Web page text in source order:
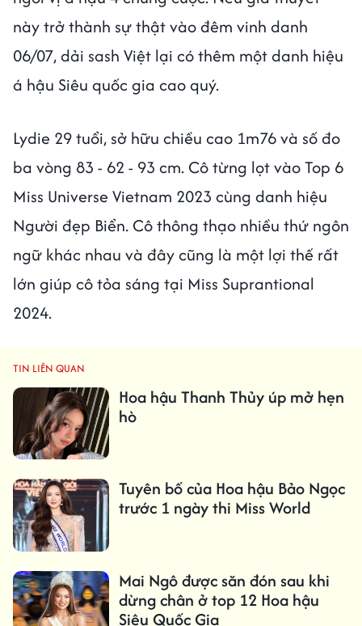
này trở thành sự thật vào đêm vinh danh
06/07, dải sash Việt lại có thêm một danh hiệu
á hậu Siêu quốc gia cao quý.
Lydie 29 tuổi, sở hữu chiều cao 1m76 và số đo
ba vòng 83 - 62 - 93 cm. Cô từng lọt vào Top 6
Miss Universe Vietnam 2023 cùng danh hiệu
Người đẹp Biển. Cô thông thạo nhiều thứ ngôn
ngữ khác nhau và đây cũng là một lợi thế rất
lớn giúp cô tỏa sáng tại Miss Suprantional
2024.
TIN LIÊN QUAN
Hoa hậu Thanh Thủy úp mở hẹn
hò
Tuyên bố của Hoa hậu Bảo Ngọc
trước 1 ngày thi Miss World
Mai Ngô được săn đón sau khi
dừng chân ở top 12 Hoa hậu
Siêu Quốc Gia